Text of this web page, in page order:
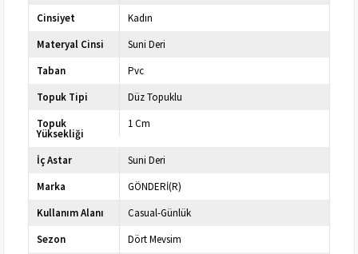
Cinsiyet
Kadın
Materyal Cinsi
Suni Deri
Taban
Pvc
Topuk Tipi
Düz Topuklu
Topuk
Yüksekliği
1 Cm
İç Astar
Suni Deri
Marka
GÖNDERİ(R)
Kullanım Alanı
Casual-Günlük
Sezon
Dört Mevsim